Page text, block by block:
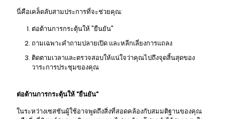
นี่คือเคล็ดลับสามประการที่จะช่วยคุณ:
ต่อต้านการกระตุ้นให้ "ยืนยัน"
ถามเฉพาะคําถามปลายเปิด และหลีกเลี่ยงการแถลง
ติดตามเวลาและตรวจสอบให้แน่ใจว่าคุณไปถึงจุดสิ้นสุดของ
วาระการประชุมของคุณ
ต่อต้านการกระตุ้นให้ "ยืนยัน"
ในระหว่างเซสชันผู้ใช้อาจพูดถึงสิ่งที่สอดคล้องกับสมมติฐานของคุณ